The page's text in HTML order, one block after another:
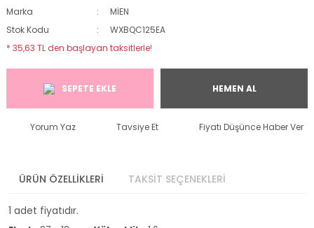
Marka
MİEN
Stok Kodu
WXBQC125EA
* 35,63 TL den başlayan taksitlerle!
SEPETE EKLE HEMEN AL
Yorum Yaz Tavsiye Et Fiyatı Düşünce Haber Ver
ÜRÜN ÖZELLİKLERİ TAKSİT SEÇENEKLERİ
1 adet fiyatıdır.